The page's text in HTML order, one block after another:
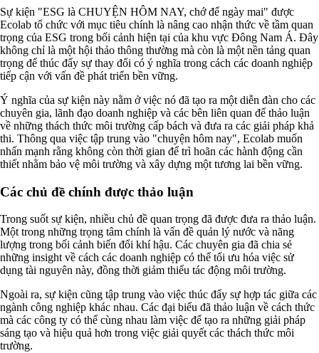
Nguyên liệu phân bón
Chế phẩm sinh học
Nguyên liệu chăn nuôi
HÓA CHẤT XÂY DỰNG
Chống thấm sika
Silicone Dow Corning
Silicone KCC
Silicone Apollo
Silicone Kingbond
Silicone Shinetsu
Keo Silicone
Hóa chất khác
Giới Thiệu
Quy trình sản xuất
VMC GROUP
Ngành Hóa Chất
Tẩy Rửa Diệt Khuẩn
Ngành Thực Phẩm
Ngành Nông Nghiệp
Ngành Thủy Sản
Ngành Môi Trường
Ngành Nhựa
Ngành Xây Dựng
Ngành Cao Su
Ngành Xi Mạ
Sự kiện "ESG là CHUYỆN HÔM NAY, chớ để ngày mai" được
Ecolab tổ chức với mục tiêu chính là nâng cao nhận thức về tầm quan
trọng của ESG trong bối cảnh hiện tại của khu vực Đông Nam Á. Đây
không chỉ là một hội thảo thông thường mà còn là một nền tảng quan
trọng để thúc đẩy sự thay đổi có ý nghĩa trong cách các doanh nghiệp
tiếp cận với vấn đề phát triển bền vững.
Ý nghĩa của sự kiện này nằm ở việc nó đã tạo ra một diễn đàn cho các
chuyên gia, lãnh đạo doanh nghiệp và các bên liên quan để thảo luận
về những thách thức môi trường cấp bách và đưa ra các giải pháp khả
thi. Thông qua việc tập trung vào "chuyện hôm nay", Ecolab muốn
nhấn mạnh rằng không còn thời gian để trì hoãn các hành động cần
thiết nhằm bảo vệ môi trường và xây dựng một tương lai bền vững.
Các chủ đề chính được thảo luận
Trong suốt sự kiện, nhiều chủ đề quan trọng đã được đưa ra thảo luận.
Một trong những trọng tâm chính là vấn đề quản lý nước và năng
lượng trong bối cảnh biến đổi khí hậu. Các chuyên gia đã chia sẻ
những insight về cách các doanh nghiệp có thể tối ưu hóa việc sử
dụng tài nguyên này, đồng thời giảm thiểu tác động môi trường.
Ngoài ra, sự kiện cũng tập trung vào việc thúc đẩy sự hợp tác giữa các
ngành công nghiệp khác nhau. Các đại biểu đã thảo luận về cách thức
mà các công ty có thể cùng nhau làm việc để tạo ra những giải pháp
sáng tạo và hiệu quả hơn trong việc giải quyết các thách thức môi
trường.